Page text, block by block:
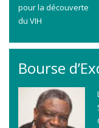
pour la découverte
du VIH
Bourse